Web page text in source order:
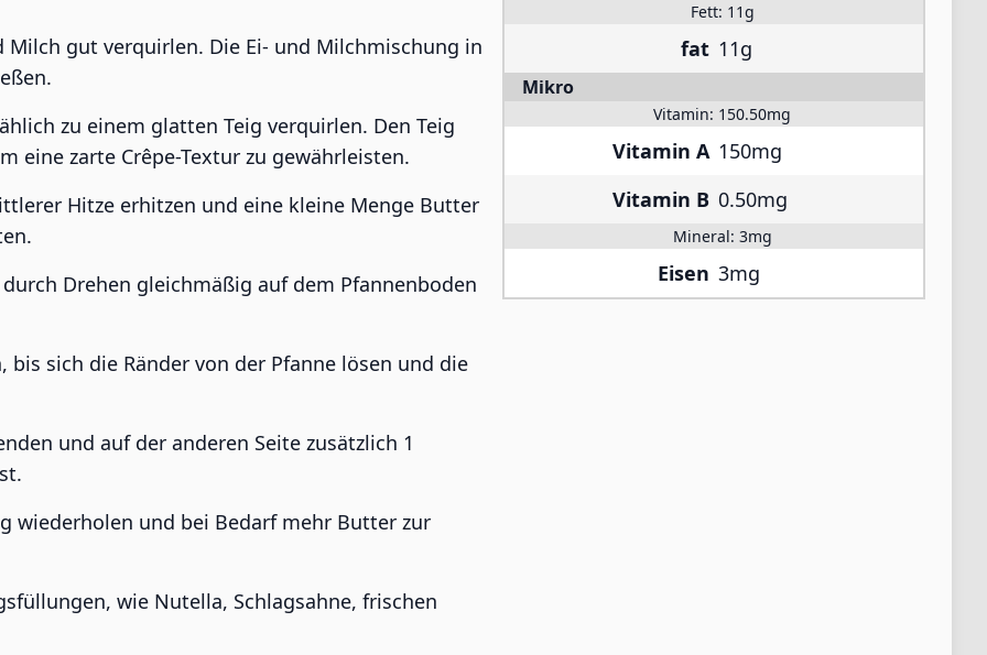
Milch gut verquirlen. Die Ei- und Milchmischung in
zu einem glatten Teig verquirlen. Den Teig
eine zarte Crêpe-Textur zu gewährleisten.
Hitze erhitzen und eine kleine Menge Butter
Drehen gleichmäßig auf dem Pfannenboden
sich die Ränder von der Pfanne lösen und die
und auf der anderen Seite zusätzlich 1
wiederholen und bei Bedarf mehr Butter zur
wie Nutella, Schlagsahne, frischen
Fett: 11g
fat 11g
Mikro
Vitamin: 150.50mg
Vitamin A 150mg
Vitamin B 0.50mg
Mineral: 3mg
Eisen 3mg